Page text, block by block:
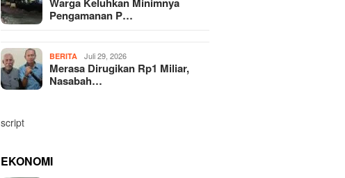
Pengamanan P…
BERITA Juli 29, 2026
Merasa Dirugikan Rp1 Miliar,
Nasabah…
script
EKONOMI